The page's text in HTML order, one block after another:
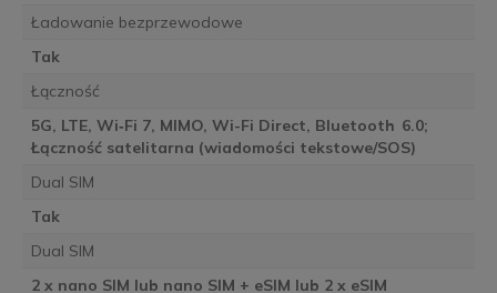
Ładowanie bezprzewodowe
Tak
Łączność
5G, LTE, Wi‑Fi 7, MIMO, Wi-Fi Direct, Bluetooth 6.0;
Łączność satelitarna (wiadomości tekstowe/SOS)
Dual SIM
Tak
Dual SIM
2 x nano SIM lub nano SIM + eSIM lub 2 x eSIM